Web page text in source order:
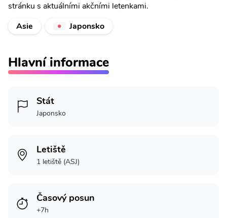
stránku s aktuálními akčními letenkami.
Asie
Japonsko
Hlavní informace
Stát
Japonsko
Letiště
1 letiště (ASJ)
Časový posun
+7h